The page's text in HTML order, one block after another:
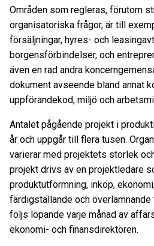
Områden som regleras, förutom
organisatoriska frågor, är till
försäljningar, hyres- och
borgensförbindelser, och
även en rad andra
dokument avseende bland annat
uppförandekod, miljö och
Antalet pågående projekt i
år och uppgår till flera tusen.
varierar med projektets storlek
projekt drivs av en projektledare
produkt­utformning, inköp,
färdigställande och
följs löpande varje månad av
ekonomi- och finansdirektören.